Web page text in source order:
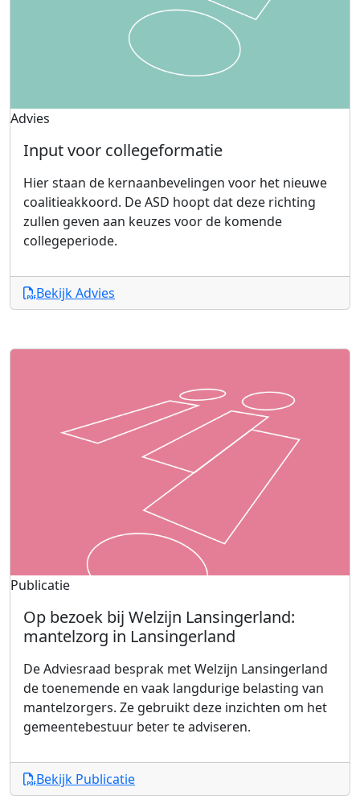
Advies
Input voor collegeformatie
Hier staan de kernaanbevelingen voor het nieuwe
coalitieakkoord. De ASD hoopt dat deze richting
zullen geven aan keuzes voor de komende
collegeperiode.
Bekijk Advies
Publicatie
Op bezoek bij Welzijn Lansingerland:
mantelzorg in Lansingerland
De Adviesraad besprak met Welzijn Lansingerland
de toenemende en vaak langdurige belasting van
mantelzorgers. Ze gebruikt deze inzichten om het
gemeentebestuur beter te adviseren.
Bekijk Publicatie